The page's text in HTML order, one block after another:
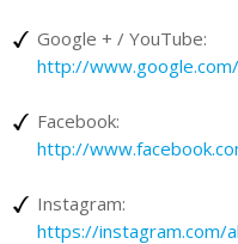
Google + / YouTube:
http://
Facebook:
http://
Instagram:
https://instagram.com/